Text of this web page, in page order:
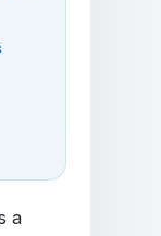
a